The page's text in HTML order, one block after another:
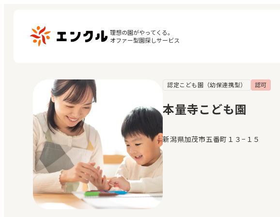
理想の園がやってくる。
オファー型園探しサービス
保育園・幼稚園を探す
地図から探す
地域から探す
マイページ
閲覧履歴
お気に入り
認定こども園（幼保連携型） 認可
本量寺こども園
新潟県加茂市五番町１３−１５